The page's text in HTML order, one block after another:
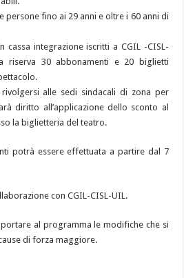
persone fino ai 29 anni e oltre i 60 anni di
integrazione iscritti a CGIL -CISL-
riserva 30 abbonamenti e 20 biglietti
alle sedi sindacali di zona per
diritto all’applicazione dello sconto al
la biglietteria del teatro.
potrà essere effettuata a partire dal 7
con CGIL-CISL-UIL.
al programma le modifiche che si
di forza maggiore.